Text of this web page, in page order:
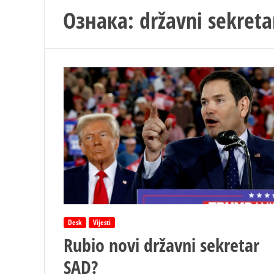
Ознака: državni
Desk Vijesti
Rubio novi državni sekretar
SAD?